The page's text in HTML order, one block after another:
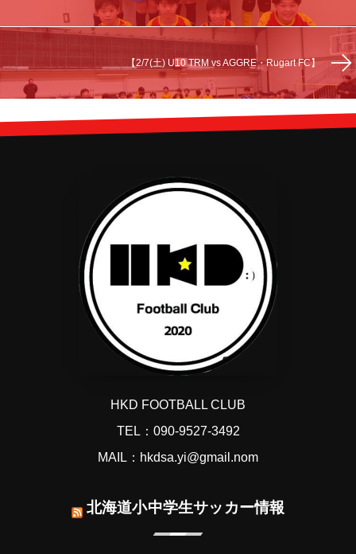
【2/7(土) U10 TRM vs AGGRE・Rugart FC】
HKD FOOTBALL CLUB
TEL：090-9527-3492
MAIL：hkdsa.yi@gmail.nom
北海道小中学生サッカー情報